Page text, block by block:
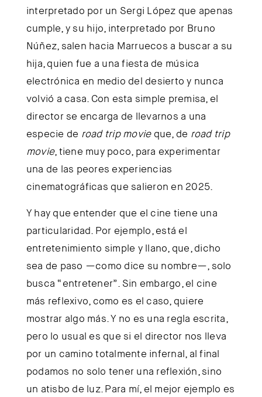
interpretado por un Sergi López que apenas
cumple, y su hijo, interpretado por Bruno
Núñez, salen hacia Marruecos a buscar a su
hija, quien fue a una fiesta de música
electrónica en medio del desierto y nunca
volvió a casa. Con esta simple premisa, el
director se encarga de llevarnos a una
especie de road trip movieque, de road trip
movie, tiene muy poco, para experimentar
una de las peores experiencias
cinematográficas que salieron en 2025.
Y hay que entender que el cine tiene una
particularidad. Por ejemplo, está el
entretenimiento simple y llano, que, dicho
sea de paso —como dice su nombre—, solo
busca “entretener”. Sin embargo, el cine
más reflexivo, como es el caso, quiere
mostrar algo más. Y no es una regla escrita,
pero lo usual es que si el director nos lleva
por un camino totalmente infernal, al final
podamos no solo tener una reflexión, sino
un atisbo de luz. Para mí, el mejor ejemplo es